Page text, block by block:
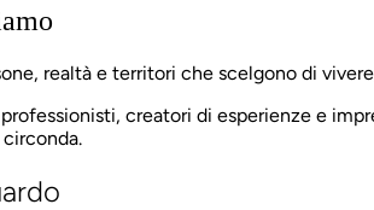
realtà e territori che scelgono di
creatori di esperienze e